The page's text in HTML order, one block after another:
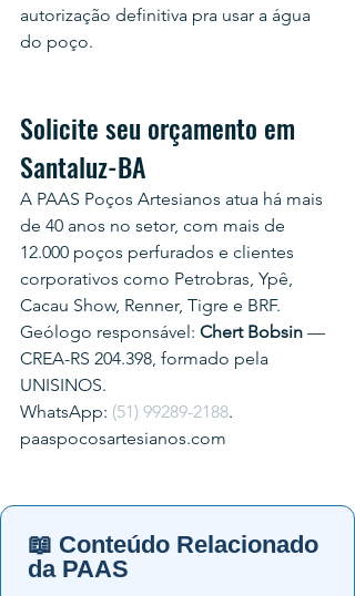
autorização definitiva pra usar a água
do poço.
Solicite seu orçamento em
Santaluz-BA
A PAAS Poços Artesianos atua há mais
de 40 anos no setor, com mais de
12.000 poços perfurados e clientes
corporativos como Petrobras, Ypê,
Cacau Show, Renner, Tigre e BRF.
Geólogo responsável: Chert Bobsin —
CREA-RS 204.398, formado pela
UNISINOS.
WhatsApp: (51) 99289-2188.
paaspocosartesianos.com
📖 Conteúdo Relacionado
da PAAS